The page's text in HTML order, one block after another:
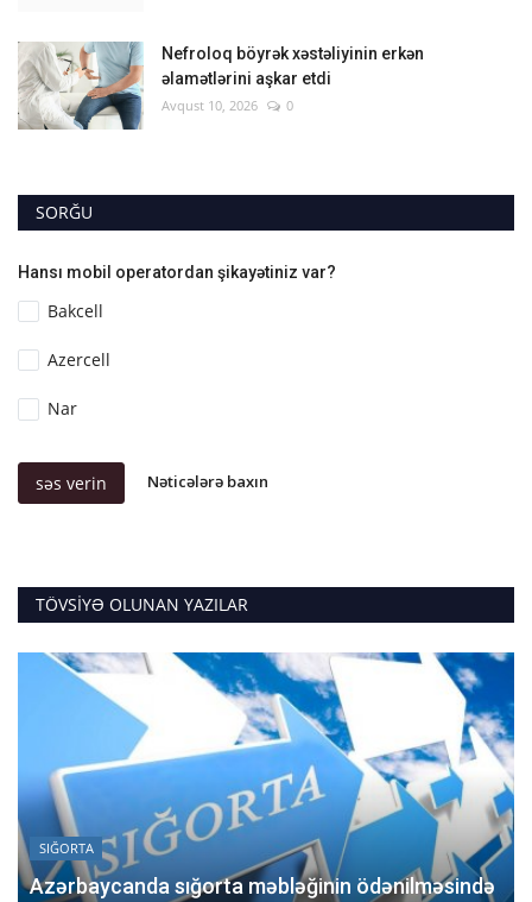
Nefroloq böyrək xəstəliyinin erkən
əlamətlərini aşkar etdi
Avqust 10, 2026 0
SORĞU
Hansı mobil operatordan şikayətiniz var?
Bakcell
Azercell
Nar
səs verin Nəticələrə baxın
TÖVSIYƏ OLUNAN YAZILAR
SIĞORTA
Azərbaycanda sığorta məbləğinin ödənilməsində